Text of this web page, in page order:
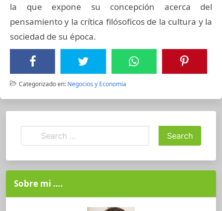
la que expone su concepción acerca del
pensamiento y la crítica filósoficos de la cultura y la
sociedad de su época.
Categorizado en: Negocios y Economia
Sobre mi ….